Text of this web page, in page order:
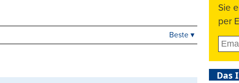
Kontrovers
Beste ▾
Sie
per
Das